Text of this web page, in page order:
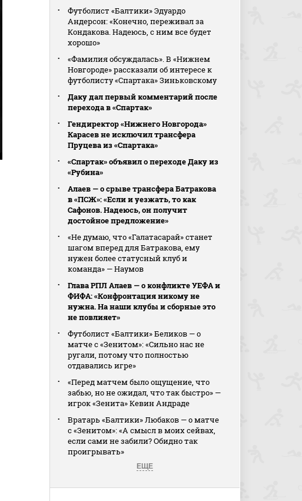
Футболист «Балтики» Эдуардо
Андерсон: «Конечно, переживал за
Кондакова. Надеюсь, с ним все будет
хорошо»
«Фамилия обсуждалась». В «Нижнем
Новгороде» рассказали об интересе к
футболисту «Спартака» Зиньковскому
Даку дал первый комментарий после
перехода в «Спартак»
Гендиректор «Нижнего Новгорода»
Карасев не исключил трансфера
Пруцева из «Спартака»
«Спартак» объявил о переходе Даку из
«Рубина»
Алаев — о срыве трансфера Батракова
в «ПСЖ»: «Если и уезжать, то как
Сафонов. Надеюсь, он получит
достойное предложение»
«Не думаю, что «Галатасарай» станет
шагом вперед для Батракова, ему
нужен более статусный клуб и
команда» — Наумов
Глава РПЛ Алаев — о конфликте УЕФА и
ФИФА: «Конфронтация никому не
нужна. На наши клубы и сборные это
не повлияет»
Футболист «Балтики» Беликов — о
матче с «Зенитом»: «Сильно нас не
ругали, потому что полностью
отдавались игре»
«Перед матчем было ощущение, что
забью, но не ожидал, что так быстро» —
игрок «Зенита» Кевин Андраде
Вратарь «Балтики» Любаков — о матче
с «Зенитом»: «А смысл в моих сейвах,
если сами не забили? Обидно так
проигрывать»
ЕЩЕ